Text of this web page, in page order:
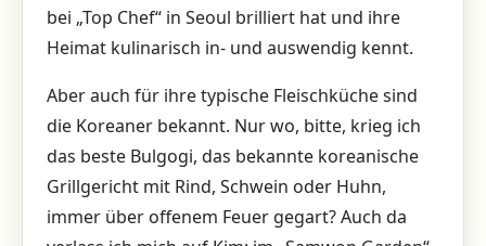
bei „Top Chef“ in Seoul brilliert hat und ihre
Heimat kulinarisch in- und auswendig kennt.
Aber auch für ihre typische Fleischküche sind
die Koreaner bekannt. Nur wo, bitte, krieg ich
das beste Bulgogi, das bekannte koreanische
Grillgericht mit Rind, Schwein oder Huhn,
immer über offenem Feuer gegart? Auch da